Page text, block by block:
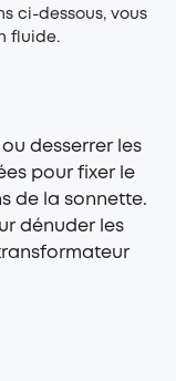
ci-dessous, vous
fluide.
desserrer les
pour fixer le
de la sonnette.
dénuder les